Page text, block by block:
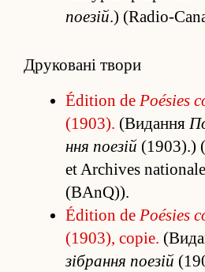
поезій.) (Radio-
Друковані твори
Édition de Poésies
(1903). (Ви­да­ння
ння поезій (1903).)
et Archives
(BAnQ)).
Édition de Poésies
(1903), copie.
зі­бра­ння поезій